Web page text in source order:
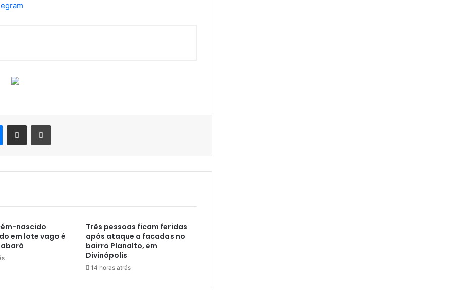
Messenger
Compartilhar via e-mail Imprimir
nascido
em lote vago é
Três pessoas ficam feridas
após ataque a facadas no
bairro Planalto, em
Divinópolis
14 horas atrás